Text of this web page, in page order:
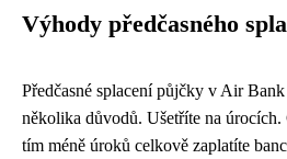
Výhody předčasného
Předčasné splacení půjčky v Air
několika důvodů. Ušetříte na
tím méně úroků celkově zaplatíte